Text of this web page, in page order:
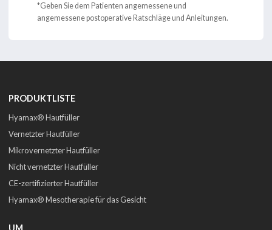
*Geben Sie dem Patienten angemessene und
angemessene postoperative Ratschläge und Anleitungen.
PRODUKTLISTE
Hyamax® Hautfüller
Vernetzter Hautfüller
Mikrovernetzter Hautfüller
Nicht vernetzter Hautfüller
CE-zertifizierter Hautfüller
Hyamax® Mesotherapie für das Gesicht
UM